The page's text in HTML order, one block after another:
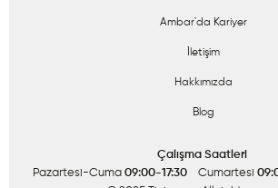
Ambar'da Kariyer
İletişim
Hakkımızda
Blog
Çalışma Saatleri
Pazartesi-Cuma 09:00-17:30 Cumartesi